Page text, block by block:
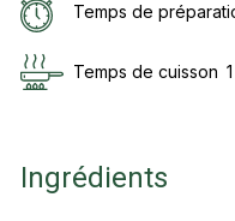
Temps de
Temps de cuisson
Ingrédients